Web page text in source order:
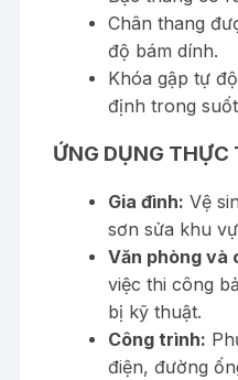
Chân thang
độ bám dính.
Khóa gập tự
định trong
ỨNG DỤNG THỰC
Gia đình: Vệ
sơn sửa khu
Văn phòng và
việc thi công
bị kỹ thuật.
Công trình:
điện, đường